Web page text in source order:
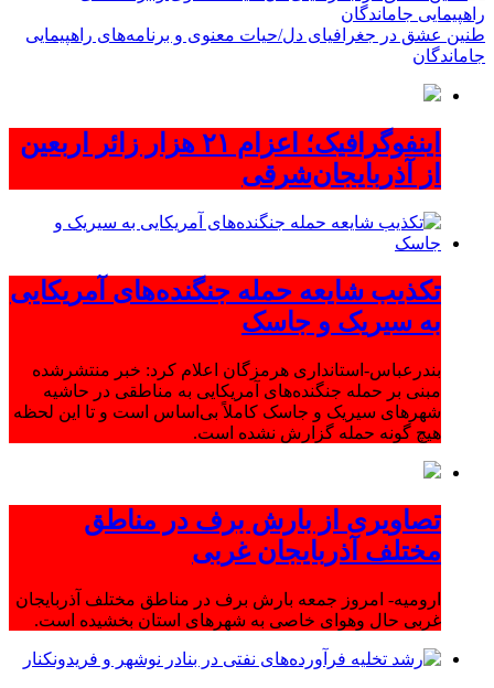
طنین عشق در جغرافیای دل/حیات معنوی و برنامه‌های راهپیمایی
جاماندگان
اینفوگرافیک؛ اعزام ۲۱ هزار زائر اربعین
از آذربایجان‌شرقی
تکذیب شایعه حمله جنگنده‌های آمریکایی
به سیریک و جاسک
بندرعباس-استانداری هرمزگان اعلام کرد: خبر منتشرشده
مبنی بر حمله جنگنده‌های آمریکایی به مناطقی در حاشیه
شهرهای سیریک و جاسک کاملاً بی‌اساس است و تا این لحظه
هیچ گونه حمله گزارش نشده است.
تصاویری از بارش برف در مناطق
مختلف آذربایجان غربی
ارومیه- امروز جمعه بارش برف در مناطق مختلف آذربایجان
غربی حال وهوای خاصی به شهرهای استان بخشیده است.